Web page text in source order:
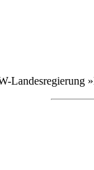
Landesregierung